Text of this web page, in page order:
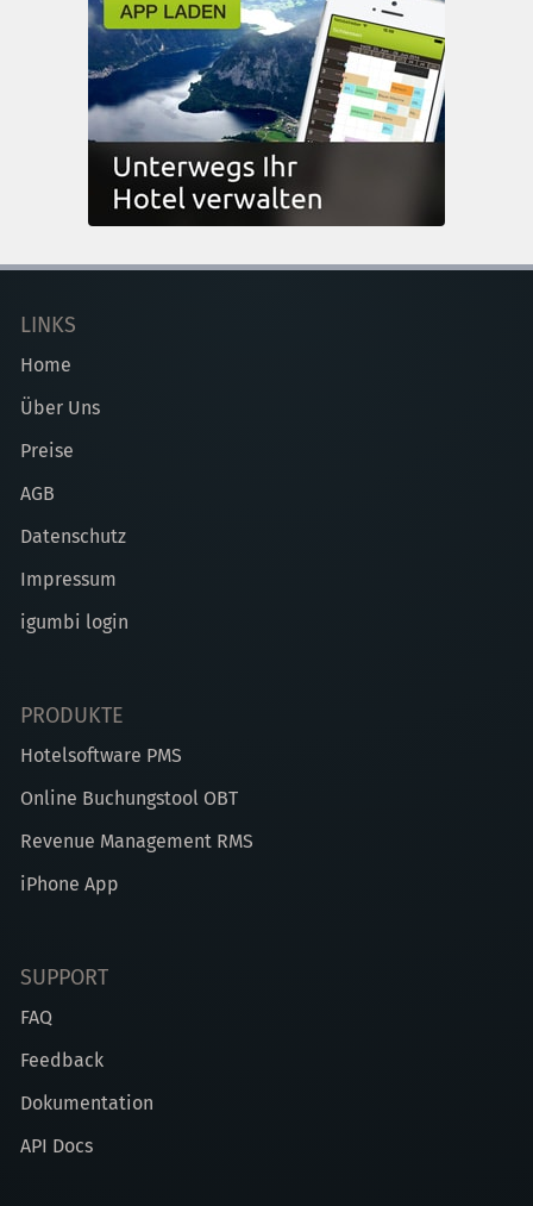
LINKS
Home
Über Uns
Preise
AGB
Datenschutz
Impressum
igumbi login
PRODUKTE
Hotelsoftware PMS
Online Buchungstool OBT
Revenue Management RMS
iPhone App
SUPPORT
FAQ
Feedback
Dokumentation
API Docs